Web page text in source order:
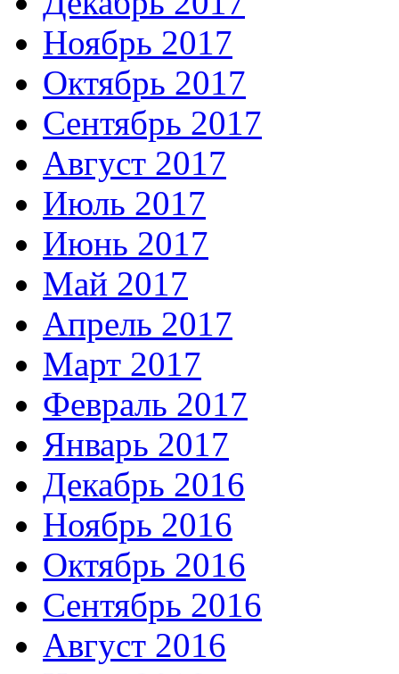
Ноябрь 2017
Октябрь 2017
Сентябрь 2017
Август 2017
Июль 2017
Июнь 2017
Май 2017
Апрель 2017
Март 2017
Февраль 2017
Январь 2017
Декабрь 2016
Ноябрь 2016
Октябрь 2016
Сентябрь 2016
Август 2016